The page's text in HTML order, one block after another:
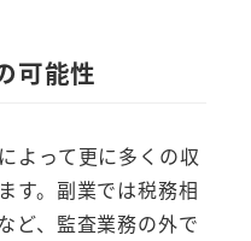
可能性
よって更に多くの収
す。副業では税務相
ど、監査業務の外で